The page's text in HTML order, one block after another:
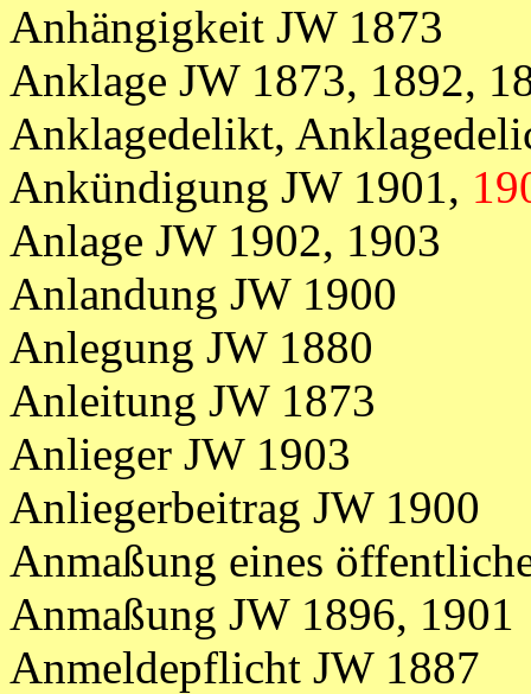
Anhängigkeit JW 1873
Anklage JW 1873, 1892,
Anklagedelikt,
Ankündigung JW 1901,
Anlage JW 1902, 1903
Anlandung JW 1900
Anlegung JW 1880
Anleitung JW 1873
Anlieger JW 1903
Anliegerbeitrag JW 1900
Anmaßung eines
Anmaßung JW 1896, 1901
Anmeldepflicht JW 1887